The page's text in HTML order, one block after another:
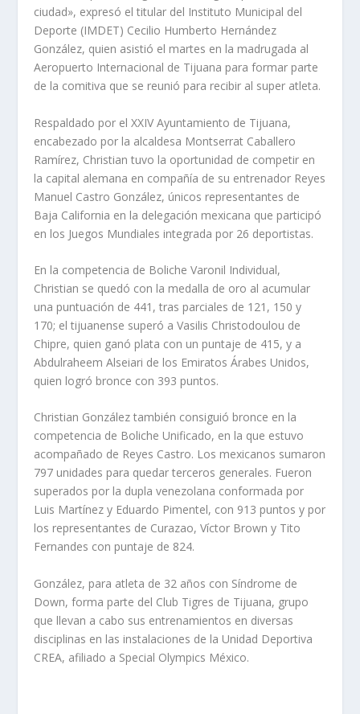
ciudad», expresó el titular del Instituto Municipal del
Deporte (IMDET) Cecilio Humberto Hernández
González, quien asistió el martes en la madrugada al
Aeropuerto Internacional de Tijuana para formar parte
de la comitiva que se reunió para recibir al super atleta.
Respaldado por el XXIV Ayuntamiento de Tijuana,
encabezado por la alcaldesa Montserrat Caballero
Ramírez, Christian tuvo la oportunidad de competir en
la capital alemana en compañía de su entrenador Reyes
Manuel Castro González, únicos representantes de
Baja California en la delegación mexicana que participó
en los Juegos Mundiales integrada por 26 deportistas.
En la competencia de Boliche Varonil Individual,
Christian se quedó con la medalla de oro al acumular
una puntuación de 441, tras parciales de 121, 150 y
170; el tijuanense superó a Vasilis Christodoulou de
Chipre, quien ganó plata con un puntaje de 415, y a
Abdulraheem Alseiari de los Emiratos Árabes Unidos,
quien logró bronce con 393 puntos.
Christian González también consiguió bronce en la
competencia de Boliche Unificado, en la que estuvo
acompañado de Reyes Castro. Los mexicanos sumaron
797 unidades para quedar terceros generales. Fueron
superados por la dupla venezolana conformada por
Luis Martínez y Eduardo Pimentel, con 913 puntos y por
los representantes de Curazao, Víctor Brown y Tito
Fernandes con puntaje de 824.
González, para atleta de 32 años con Síndrome de
Down, forma parte del Club Tigres de Tijuana, grupo
que llevan a cabo sus entrenamientos en diversas
disciplinas en las instalaciones de la Unidad Deportiva
CREA, afiliado a Special Olympics México.